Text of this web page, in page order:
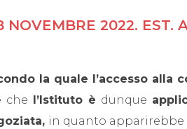
2022. EST.
la quale l’accesso
che l’Istituto è dunque
in quanto apparirebbe